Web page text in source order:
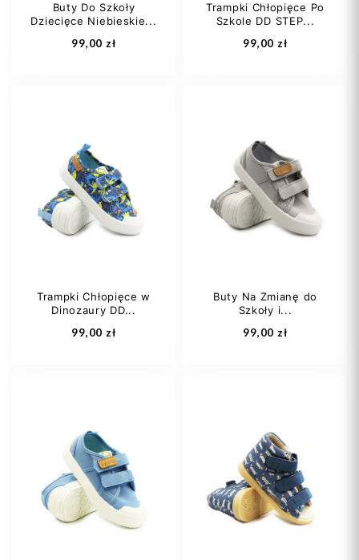
Dodaj do koszyka Dodaj do koszyka
Buty Do Szkoły
Dziecięce Niebieskie...
99,00 zł
29
Dodaj do koszyka
Trampki Chłopięce Po
Szkole DD STEP...
99,00 zł
29 30
Dodaj do koszyka
Trampki Chłopięce w
Dinozaury DD...
99,00 zł
30 31
Buty Na Zmianę do
Szkoły i...
99,00 zł
28
30
31